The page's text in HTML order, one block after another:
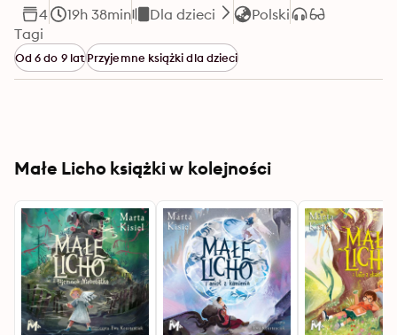
4 19h 38min Dla dzieci Polski
Tagi
Od 6 do 9 latPrzyjemne książki dla dzieci
Małe Licho książki w kolejności